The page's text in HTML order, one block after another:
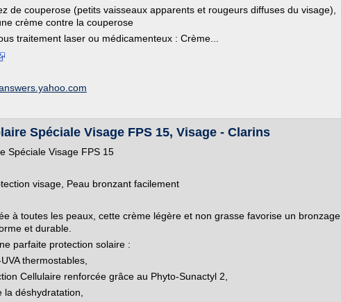
de couperose (petits vaisseaux apparents et rougeurs diffuses du visage),
crème contre la couperose
traitement laser ou médicamenteux : Crème...
Spéciale Visage FPS 15, Visage - Clarins
Spéciale Visage FPS 15
visage, Peau bronzant facilement
à toutes les peaux, cette crème légère et non grasse favorise un bronzage
et durable.
parfaite protection solaire :
thermostables,
Cellulaire renforcée grâce au Phyto-Sunactyl 2,
la déshydratation,